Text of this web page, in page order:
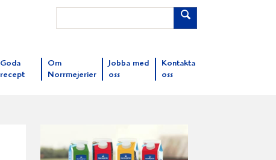
Goda
recept
Om
Norrmejerier
Jobba med
oss
Kontakta
oss